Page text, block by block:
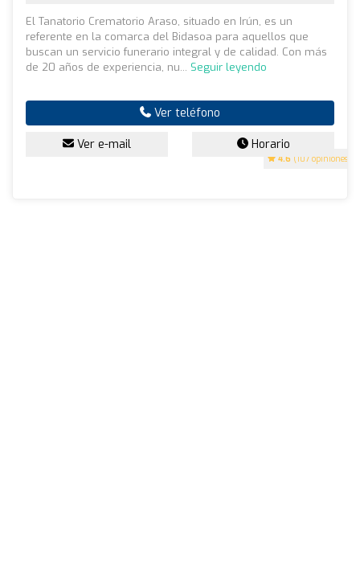
4.6 (107 opiniones)
El Tanatorio Crematorio Araso, situado en Irún, es un
referente en la comarca del Bidasoa para aquellos que
buscan un servicio funerario integral y de calidad. Con más
de 20 años de experiencia, nu... Seguir leyendo
Ver teléfono
Ver e-mail Horario